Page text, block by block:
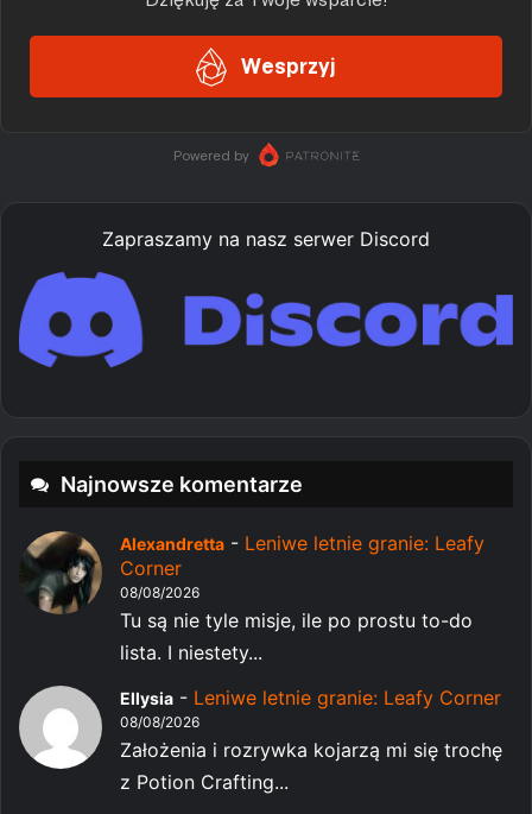
Zapraszamy na nasz serwer Discord
Najnowsze komentarze
Alexandretta - Leniwe letnie granie: Leafy
Corner
08/08/2026
Tu są nie tyle misje, ile po prostu to-do
lista. I niestety...
Ellysia - Leniwe letnie granie: Leafy Corner
08/08/2026
Założenia i rozrywka kojarzą mi się trochę
z Potion Crafting...